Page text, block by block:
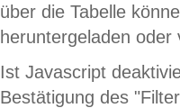
über die Tabelle
heruntergeladen oder
Ist Javascript
Bestätigung des